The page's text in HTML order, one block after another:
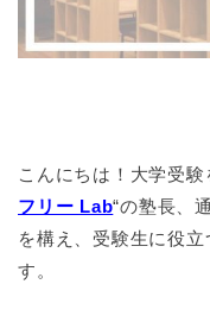
こんにちは！大学受
フリー Lab“の塾長、
を構え、受験生に役
す。